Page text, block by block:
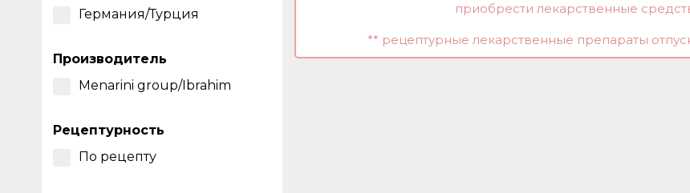
Германия/Турция
Производитель
Menarini group/Ibrahim
Рецептурность
По рецепту
приобрести лекарственные
** рецептурные лекарственные препараты